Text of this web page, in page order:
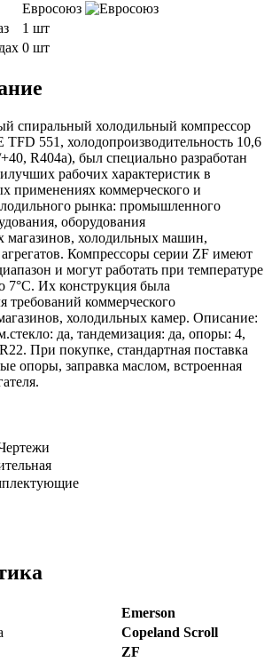
Евросоюз
1 шт
0 шт
спиральный холодильный компрессор
TFD 551, холодопроизводительность 10,6
R404a), был специально разработан
рабочих характеристик в
применениях коммерческого и
рынка: промышленного
оборудования
магазинов, холодильных машин,
Компрессоры серии ZF имеют
и могут работать при температуре
7°C. Их конструкция была
требований коммерческого
холодильных камер. Описание:
да, тандемизация: да, опоры: 4,
При покупке, стандартная поставка
опоры, заправка маслом, встроенная
Emerson
Copeland Scroll
ZF